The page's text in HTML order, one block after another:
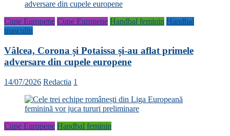
Cupe Europene Cupe Europene Handbal feminin Handbal
masculin
Vâlcea, Corona și Potaissa și-au aflat primele
adversare din cupele europene
14/07/2026 Redactia 1
Cupe Europene Handbal feminin